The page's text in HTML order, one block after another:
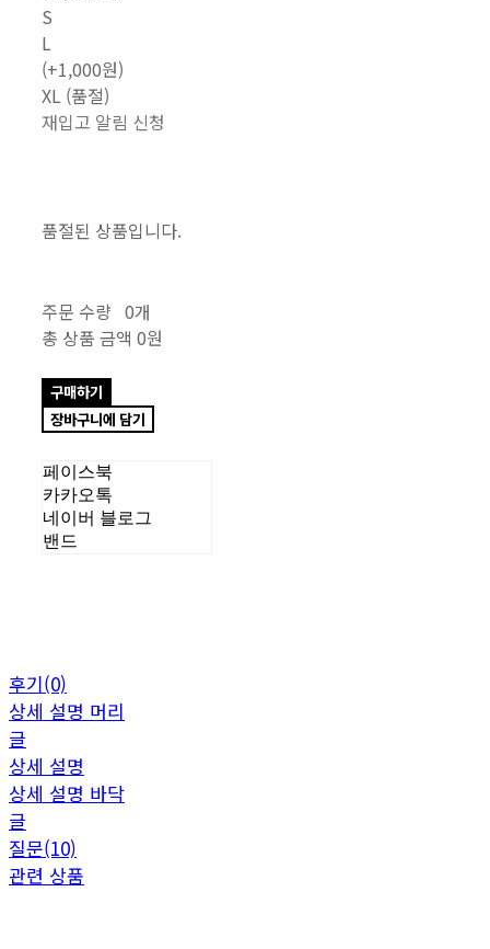
S
L
(+1,000원)
XL (품절)
재입고 알림 신청
품절된 상품입니다.
주문 수량 0개
총 상품 금액 0원
구매하기
장바구니에 담기
페이스북
카카오톡
네이버 블로그
밴드
후기(0)
상세 설명 머리
글
상세 설명
상세 설명 바닥
글
질문(10)
관련 상품